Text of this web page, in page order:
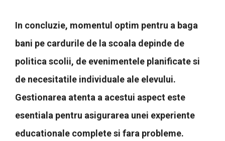
In concluzie, momentul optim pentru a baga
bani pe cardurile de la scoala depinde de
politica scolii, de evenimentele planificate si
de necesitatile individuale ale elevului.
Gestionarea atenta a acestui aspect este
esentiala pentru asigurarea unei experiente
educationale complete si fara probleme.